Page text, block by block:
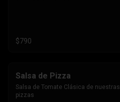
$790
Salsa de Pizza
Salsa de Tomate Clásica de nuestras
pizzas